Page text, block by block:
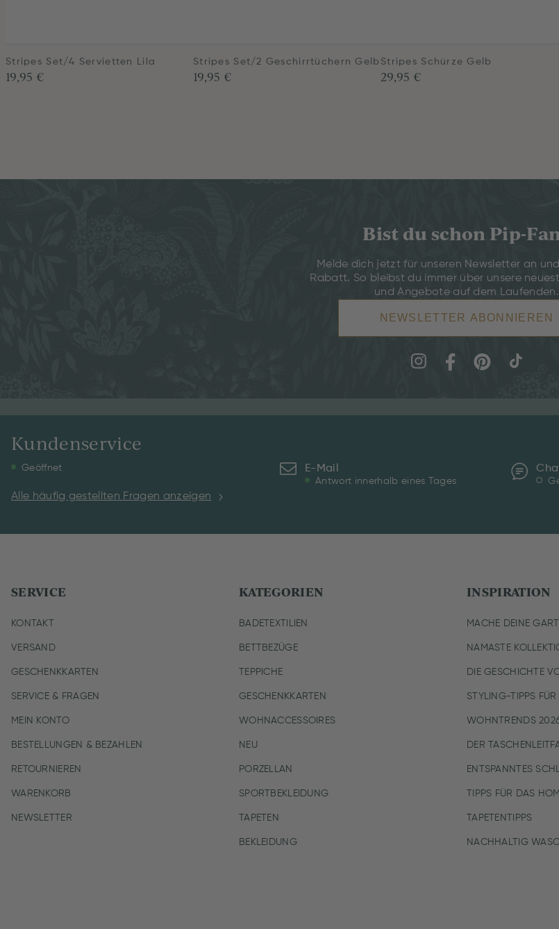
Stripes Set/4 Servietten Lila
19,95 €
Stripes Set/2 Geschirrtüchern Gelb
19,95 €
Stripes Schürze Gelb
29,95 €
Bist du schon Pip-
Melde dich jetzt für unseren Newsletter an
Rabatt. So bleibst du immer über unsere
und Angebote auf dem Laufenden.
NEWSLETTER ABONNIEREN
Kundenservice
Geöffnet
Alle häufig gestellten Fragen anzeigen
E-Mail
Antwort innerhalb eines Tages
SERVICE
KONTAKT
VERSAND
GESCHENKKARTEN
SERVICE & FRAGEN
MEIN KONTO
BESTELLUNGEN & BEZAHLEN
RETOURNIEREN
WARENKORB
NEWSLETTER
KATEGORIEN
BADETEXTILIEN
BETTBEZÜGE
TEPPICHE
GESCHENKKARTEN
WOHNACCESSOIRES
NEU
PORZELLAN
SPORTBEKLEIDUNG
TAPETEN
BEKLEIDUNG
INSPIRATION
MACHE DEINE
NAMASTE
DIE GESCHICHTE
STYLING-TIPPS
WOHNTRENDS
DER
ENTSPANNTES
TIPPS FÜR DAS
TAPETENTIPPS
NACHHALTIG